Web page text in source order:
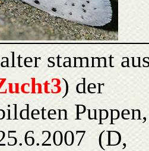
stammt
) der
Puppen,
(D,